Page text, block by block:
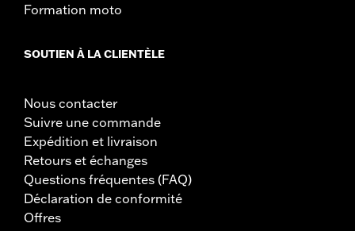
Formation moto
SOUTIEN À LA CLIENTÈLE
Nous contacter
Suivre une commande
Expédition et livraison
Retours et échanges
Questions fréquentes (FAQ)
Déclaration de conformité
Offres